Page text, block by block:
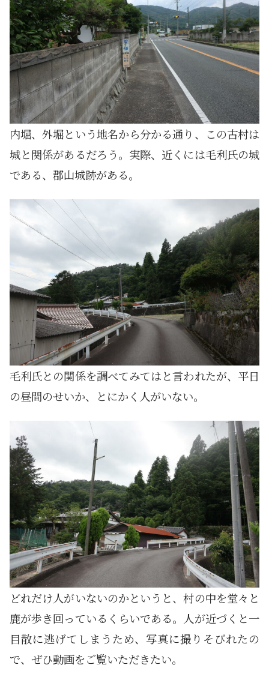
内堀、外堀という地名から分かる通り、この古村は
城と関係があるだろう。実際、近くには毛利氏の城
である、郡山城跡がある。
毛利氏との関係を調べてみてはと言われたが、平日
の昼間のせいか、とにかく人がいない。
どれだけ人がいないのかというと、村の中を堂々と
鹿が歩き回っているくらいである。人が近づくと一
目散に逃げてしまうため、写真に撮りそびれたの
で、ぜひ動画をご覧いただきたい。